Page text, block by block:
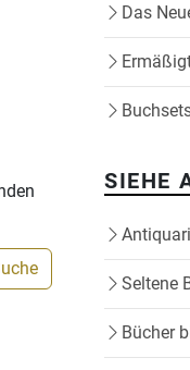
Das
SIEHE
Seltene
Bücher